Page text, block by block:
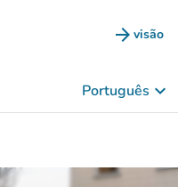
arrow_forward visão
(novo
Português keyboard_arrow_down